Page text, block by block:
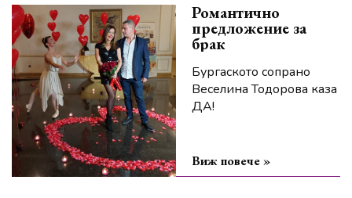
Романтично
предложение за
брак
Бургаското сопрано
Веселина Тодорова каза
ДА!
Виж повече »